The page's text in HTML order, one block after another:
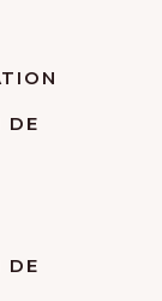
DE
DE